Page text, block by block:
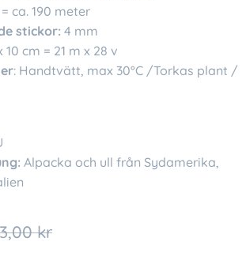
ca. 190 meter
stickor: 4 mm
10 cm = 21 m x 28 v
: Handtvätt, max 30°C /Torkas plant /
Alpacka och ull från Sydamerika,
kr